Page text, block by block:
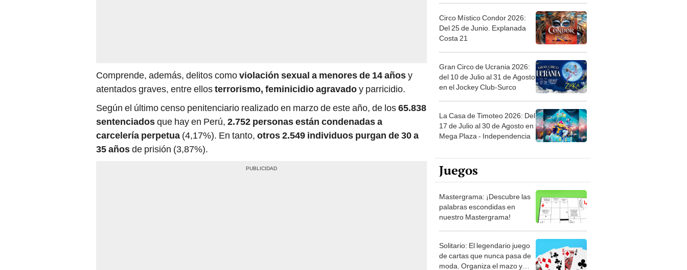
Comprende, además, delitos comoviolación sexual a menores de 14 añosy
atentados graves, entre ellosterrorismo, feminicidio agravadoy parricidio.
Según el último censo penitenciario realizado en marzo de este año, de los65.838
sentenciadosque hay en Perú, 2.752 personas están condenadas a
carcelería perpetua (4,17%). En tanto, otros 2.549 individuos purgan de 30 a
35 añosde prisión (3,87%).
Circo Místico Condor 2026:
Del 25 de Junio. Explanada
Costa 21
Gran Circo de Ucrania 2026:
del 10 de Julio al 31 de Agosto
en el Jockey Club-Surco
La Casa de Timoteo 2026: Del
17 de Julio al 30 de Agosto en
Mega Plaza - Independencia
Juegos
Mastergrama: ¡Descubre las
palabras escondidas en
nuestro Mastergrama!
Solitario: El legendario juego
de cartas que nunca pasa de
moda. Organiza el mazo y